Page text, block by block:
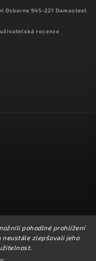
pohodlné prohlížení
neustále zlepšovali jeho
z důvodu
Osborne 945-221 Damasteel
uživatelská recenze